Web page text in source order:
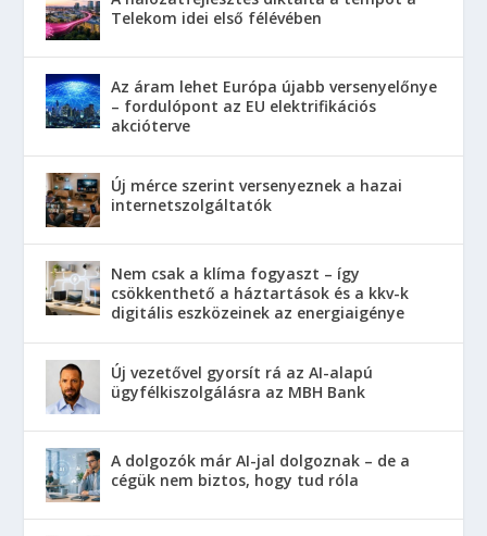
Telekom idei első félévében
Az áram lehet Európa újabb versenyelőnye
– fordulópont az EU elektrifikációs
akcióterve
Új mérce szerint versenyeznek a hazai
internetszolgáltatók
Nem csak a klíma fogyaszt – így
csökkenthető a háztartások és a kkv-k
digitális eszközeinek az energiaigénye
Új vezetővel gyorsít rá az AI-alapú
ügyfélkiszolgálásra az MBH Bank
A dolgozók már AI-jal dolgoznak – de a
cégük nem biztos, hogy tud róla